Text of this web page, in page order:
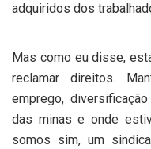
adquiridos dos
Mas como eu disse,
reclamar direitos.
emprego,
das minas e onde
somos sim, um